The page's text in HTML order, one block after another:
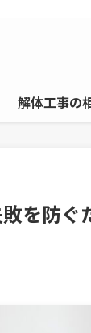
解体工事の
を防